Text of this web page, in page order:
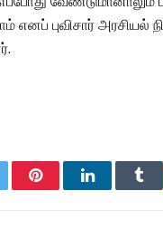
எனப் புவிசார் அரசியல்
PinterestLinkedIn